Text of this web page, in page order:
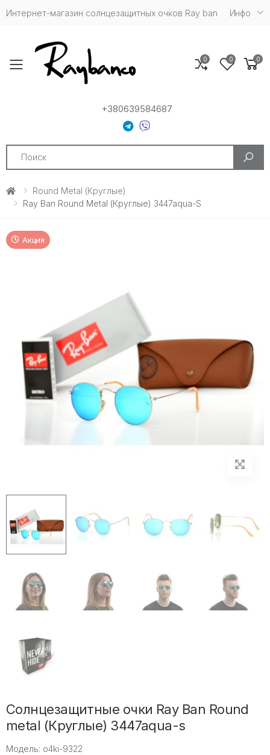
Интернет-магазин солнцезащитных очков Ray ban Инфо
Toggle mobile menu
+380639584687
Search
0 0 0
Round Metal (круглые)
Ray Ban Round Metal (Круглые) 3447aqua-S
Акция
Солнцезащитные очки Ray Ban Round
metal (Круглые) 3447aqua-s
Модель: o4ki-9322